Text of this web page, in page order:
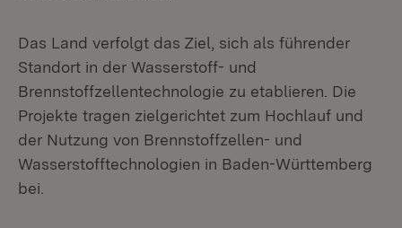
Das Land verfolgt das Ziel, sich als führender
Standort in der Wasserstoff- und
Brennstoffzellentechnologie zu etablieren. Die
Projekte tragen zielgerichtet zum Hochlauf und
der Nutzung von Brennstoffzellen- und
Wasserstofftechnologien in Baden-Württemberg
bei.